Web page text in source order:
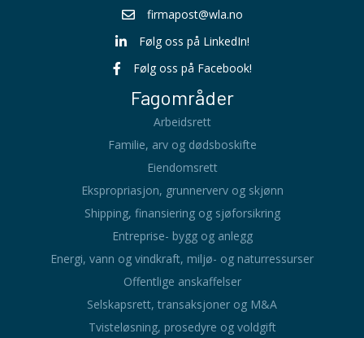
firmapost@wla.no
Følg oss på LinkedIn!
Følg oss på Facebook!
Fagområder
Arbeidsrett
Familie, arv og dødsboskifte
Eiendomsrett
Ekspropriasjon, grunnerverv og skjønn
Shipping, finansiering og sjøforsikring
Entreprise- bygg og anlegg
Energi, vann og vindkraft, miljø- og naturressurser
Offentlige anskaffelser
Selskapsrett, transaksjoner og M&A
Tvisteløsning, prosedyre og voldgift